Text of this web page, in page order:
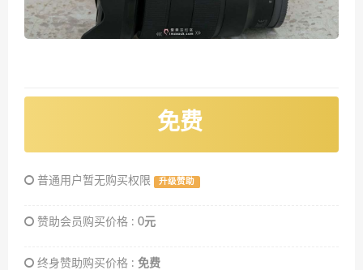
免费
普通用户暂无购买权限 升级赞助
赞助会员购买价格 : 0元
终身赞助购买价格 : 免费